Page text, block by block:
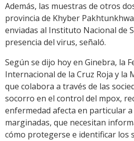
Además, las muestras de otros
provincia de Khyber
enviadas al Instituto Nacional de
presencia del virus, señaló.
Según se dijo hoy en Ginebra, la
Internacional de la Cruz Roja y la
que colabora a través de las
socorro en el control del mpox,
enfermedad afecta en particular
marginadas, que necesitan
cómo protegerse e identificar los